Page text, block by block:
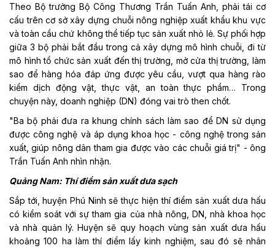
Theo Bộ trưởng Bộ Công Thương Trần Tuấn Anh, phải tái cơ
cấu trên cơ sở xây dựng chuỗi nông nghiệp xuất khẩu khu vực
và toàn cầu chứ không thể tiếp tục sản xuất nhỏ lẻ. Sự phối hợp
giữa 3 bộ phải bắt đầu trong cả xây dựng mô hình chuỗi, đi từ
mô hình tổ chức sản xuất đến thị trường, mở cửa thị trường, làm
sao để hàng hóa đáp ứng được yêu cầu, vượt qua hàng rào
kiểm dịch động vật, thực vật, an toàn thực phẩm… Trong
chuyện này, doanh nghiệp (DN) đóng vai trò then chốt.
"Ba bộ phải đưa ra khung chính sách làm sao để DN sử dụng
được công nghệ và áp dụng khoa học - công nghệ trong sản
xuất, giúp nông dân tham gia được vào các chuỗi giá trị" - ông
Trần Tuấn Anh nhìn nhận.
Quảng Nam: Thí điểm sản xuất dưa sạch
Sắp tới, huyện Phú Ninh sẽ thực hiện thí điểm sản xuất dưa hấu
có kiểm soát với sự tham gia của nhà nông, DN, nhà khoa học
và nhà quản lý. Huyện sẽ quy hoạch vùng sản xuất dưa hấu
khoảng 100 ha làm thí điểm lấy kinh nghiệm, sau đó sẽ nhân